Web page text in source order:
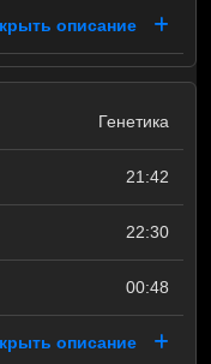
описание
Генетика
21:42
22:30
00:48
описание